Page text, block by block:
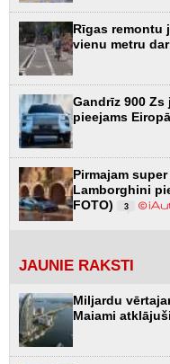
Rīgas remontu
vienu metru
Gandrīz 900
pieejams
Pirmajam
Lamborghini
FOTO)
3
JAUNIE RAKSTI
Miljardu
Maiami